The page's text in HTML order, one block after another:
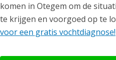
komen in Otegem om de
te krijgen en voorgoed op te
voor een gratis vochtdiagnose!